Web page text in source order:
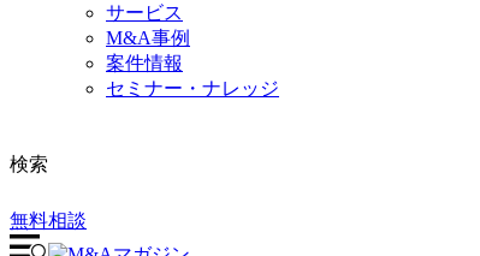
サービス
M&A事例
案件情報
セミナー・ナレッジ
検索
無料相談